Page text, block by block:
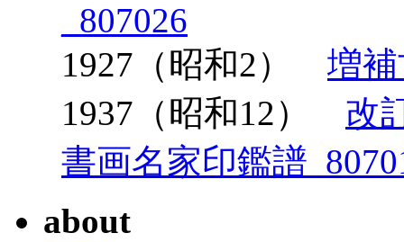
_807026
1927（昭和2） 増
1937（昭和12） 改
書画名家印鑑譜
about